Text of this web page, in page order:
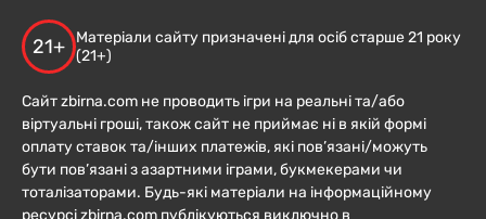
21+
Матеріали сайту призначені для осіб старше 21 року
(21+)
Сайт zbirna.com не проводить ігри на реальні та/або
віртуальні гроші, також сайт не приймає ні в якій формі
оплату ставок та/інших платежів, які пов’язані/можуть
бути пов’язані з азартними іграми, букмекерами чи
тоталізаторами. Будь-які матеріали на інформаційному
ресурсі zbirna.com публікуються виключно в